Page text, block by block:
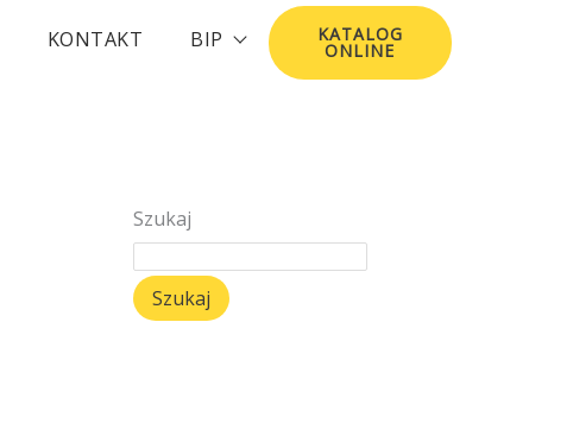
KONTAKT BIP KATALOG
ONLINE
Szukaj
Szukaj